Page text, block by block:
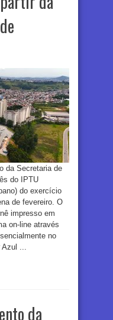
da Secretaria de
do IPTU
do exercício
de fevereiro. O
impresso em
on-line através
no
Azul ...
da